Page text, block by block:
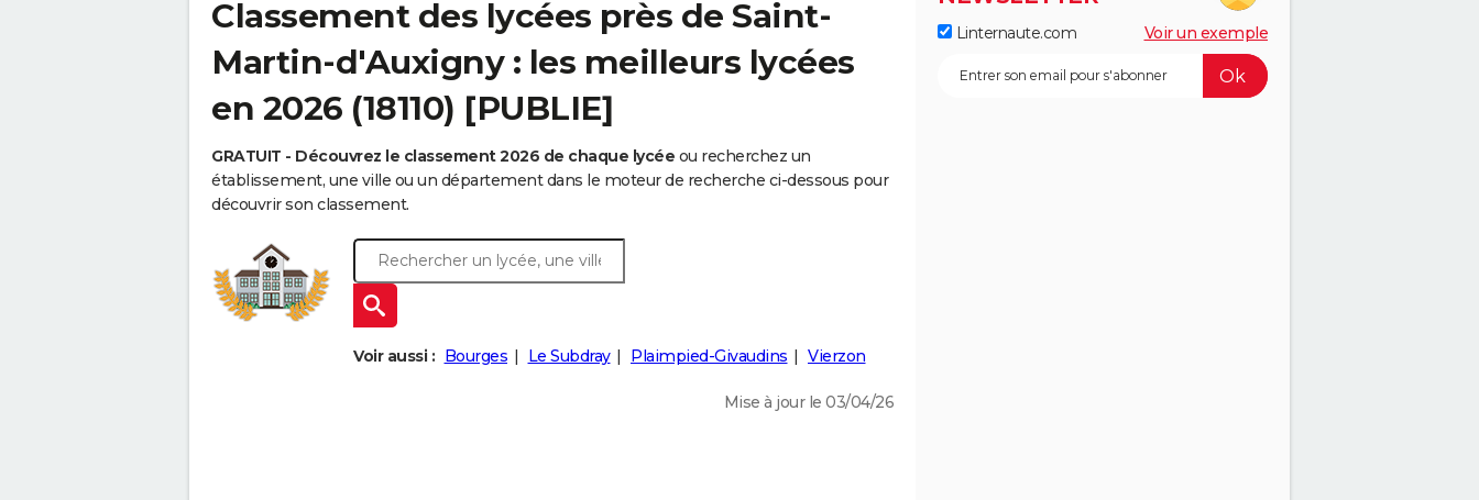
Classement des lycées près de Saint-
Martin-d'Auxigny : les meilleurs lycées
en 2026 (18110) [PUBLIE]
GRATUIT - Découvrez le classement 2026 de chaque lycée ou recherchez un
établissement, une ville ou un département dans le moteur de recherche ci-dessous pour
découvrir son classement.
Voir aussi : Bourges Le Subdray Plaimpied-Givaudins Vierzon
Mise à jour le 03/04/26
Linternaute.com Voir un exemple